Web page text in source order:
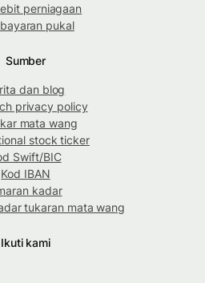
perniagaan
pukal
Sumber
dan blog
privacy policy
mata wang
stock ticker
Swift/BIC
Kod IBAN
kadar
tukaran mata wang
Ikuti kami